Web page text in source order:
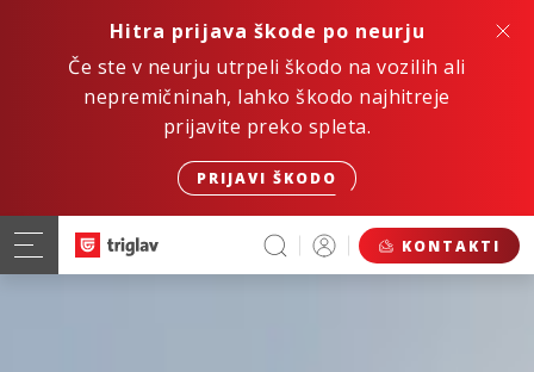
Hitra prijava škode po neurju
Če ste v neurju utrpeli škodo na vozilih ali
nepremičninah, lahko škodo najhitreje
prijavite preko spleta.
PRIJAVI ŠKODO
KONTAKTI